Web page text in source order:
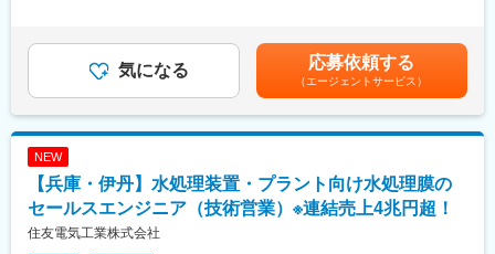
所長などキャリアアップを目指すことも可能です。
員も大勢活躍しております。
バランスを維持した就業が叶います。
・土日祝休、年間休日数は125日です。加えてお盆や年末年始な
どの長期休暇があり、また有給休暇が入社日に7日～15日付与、
・販売数量、価格交渉打ち合わせなどの顧客折衝
※業務割合：技術サポートや提案は約8割、価格交渉などは約2割
です。
・コンクリートの二次製品メーカーなど
■入社後の流れ：
▽基礎研修（1～2日）
デル年収：・年収460万円／25歳 経験2年・年収560万円／35歳
経験13年・年収790万円／45歳 経験23年賃金はあくまでも目安の
金額であり、選考を通じて上下する可能性があります。月給(月額)
は固定手当を含めた表記です。
気になる 応募依頼する
（エージェントサービス）
NEW
【兵庫・伊丹】水処理装置・プラント向け水処理膜の
セールスエンジニア（技術営業）※連結売上4兆円超！
住友電気工業株式会社